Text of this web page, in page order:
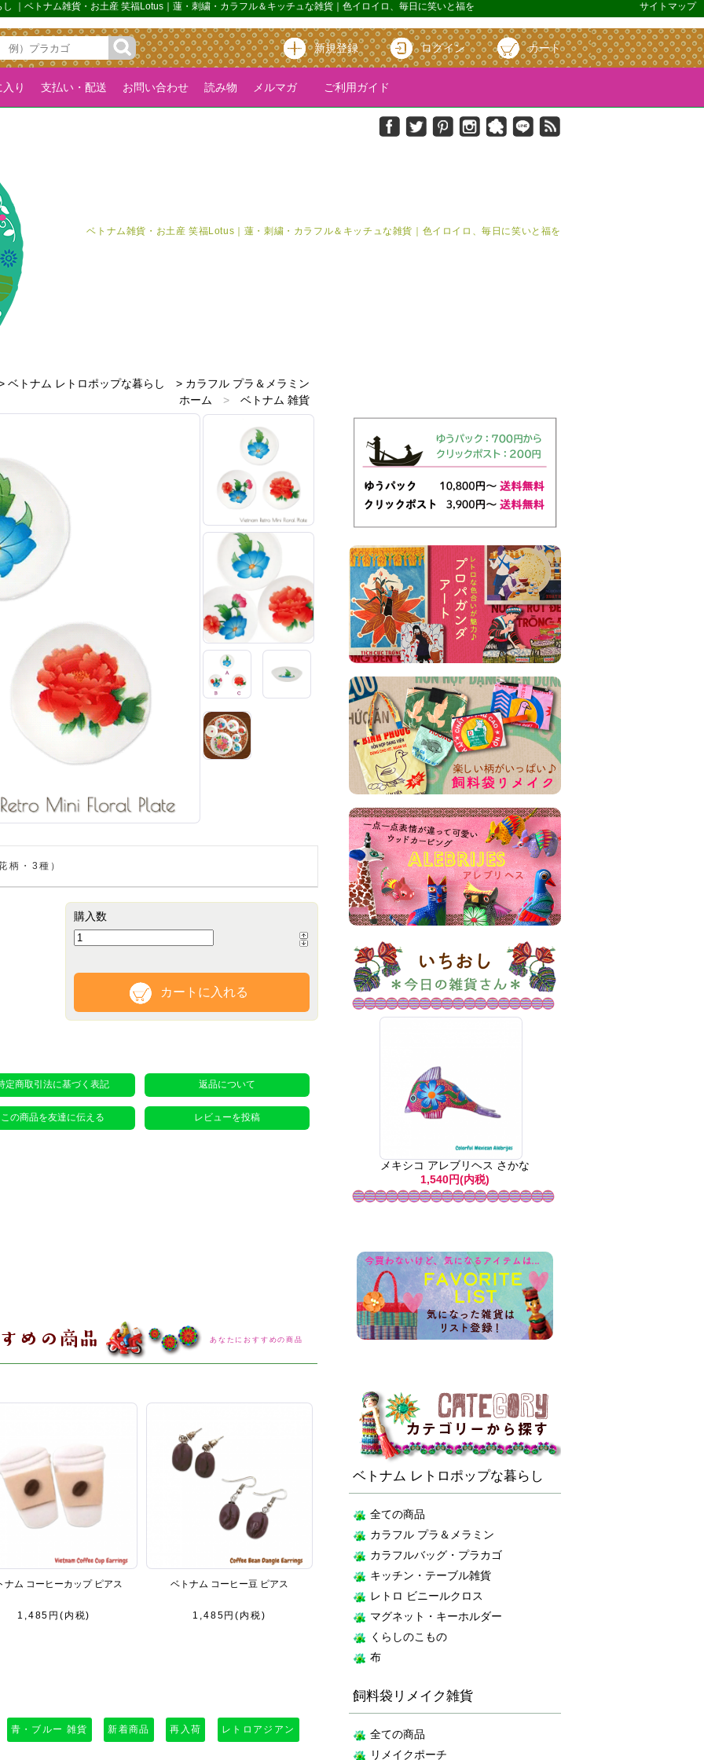
｜ベトナム雑貨・お土産 笑福Lotus｜蓮・刺繍・カラフル＆キッチュな雑貨｜色イロイロ、毎日に笑いと福を サイトマップ
新規登録 ログイン カート
り 支払い・配送 お問い合わせ 読み物 メルマガ ご利用ガイド
ベトナム雑貨・お土産 笑福Lotus｜蓮・刺繍・カラフル＆キッチュな雑貨｜色イロイロ、毎日に笑いと福を
ベトナム レトロポップな暮らし > カラフル プラ＆メラミン
ホーム
>
ベトナム 雑貨
ホーム
>
ベトナムのお土産雑貨
青・ブルー 雑貨
新着商品 >
レトロアジアン
プラスチックとメラミン雑貨
柄・3種）
購入数
カートに入れる
定商取引法に基づく表記 返品について
この商品を友達に伝える レビューを投稿
あなたにおすすめの商品
ナム コーヒーカップ ピアス
1,485円(内税)
ベトナム コーヒー豆 ピアス
1,485円(内税)
青・ブルー 雑貨 新着商品 再入荷 レトロアジアン
メキシコ アレブリヘス さかな
1,540円(内税)
ベトナム レトロポップな暮らし
全ての商品
カラフル プラ＆メラミン
カラフルバッグ・プラカゴ
キッチン・テーブル雑貨
レトロ ビニールクロス
マグネット・キーホルダー
くらしのこもの
布
飼料袋リメイク雑貨
全ての商品
リメイクポーチ